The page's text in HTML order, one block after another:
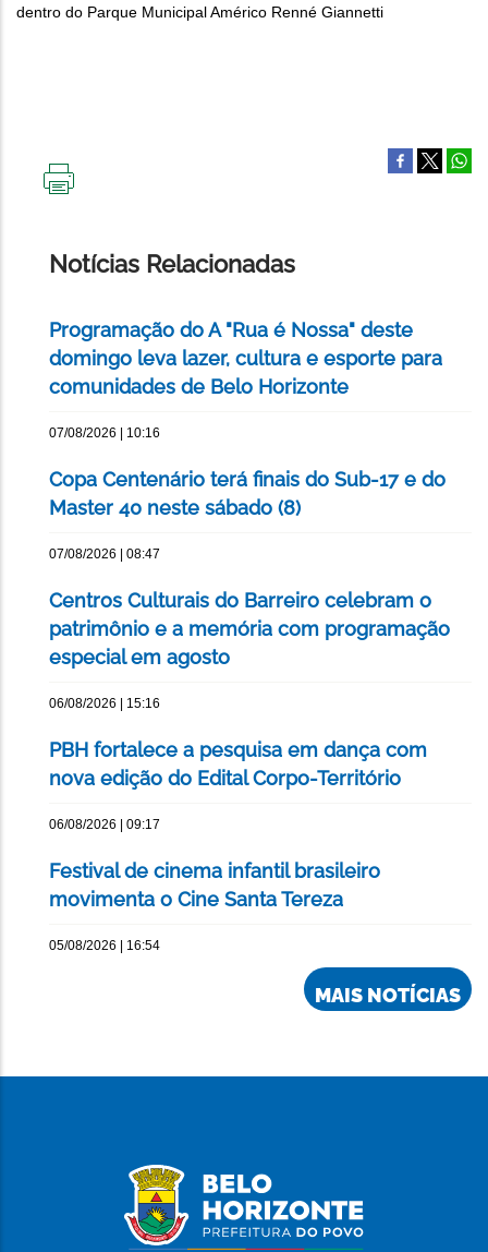
dentro do Parque Municipal Américo Renné Giannetti
Notícias Relacionadas
Programação do A "Rua é Nossa" deste
domingo leva lazer, cultura e esporte para
comunidades de Belo Horizonte
07/08/2026 | 10:16
Copa Centenário terá finais do Sub-17 e do
Master 40 neste sábado (8)
07/08/2026 | 08:47
Centros Culturais do Barreiro celebram o
patrimônio e a memória com programação
especial em agosto
06/08/2026 | 15:16
PBH fortalece a pesquisa em dança com
nova edição do Edital Corpo-Território
06/08/2026 | 09:17
Festival de cinema infantil brasileiro
movimenta o Cine Santa Tereza
05/08/2026 | 16:54
MAIS NOTÍCIAS